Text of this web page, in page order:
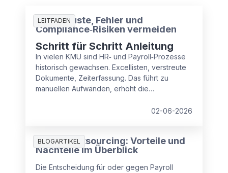
LEITFADEN
Zeitverluste, Fehler und
Compliance‑Risiken vermeiden
Schritt für Schritt Anleitung
In vielen KMU sind HR‑ und Payroll‑Prozesse
historisch gewachsen. Excellisten, verstreute
Dokumente, Zeiterfassung. Das führt zu
manuellen Aufwänden, erhöht die
Lesen Sie, wie Sie in drei Schritten strukturiert
02-06-2026
BLOGARTIKEL
Payroll Outsourcing: Vorteile und
Nachteile im Überblick
Die Entscheidung für oder gegen Payroll